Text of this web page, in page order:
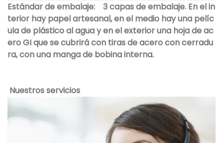
Estándar de embalaje:
3 capas de embalaje. En el in
terior hay papel artesanal, en el medio hay una pelíc
ula de plástico al agua y en el exterior una hoja de ac
ero GI que se cubrirá con tiras de acero con cerradu
ra, con una manga de bobina interna.
Nuestros servicios